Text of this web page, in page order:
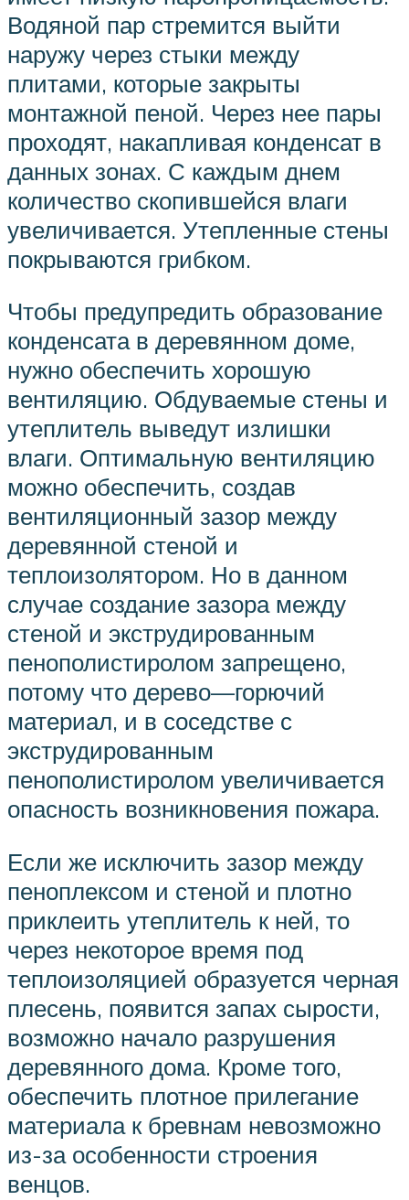
Водяной пар стремится выйти
наружу через стыки между
плитами, которые закрыты
монтажной пеной. Через нее пары
проходят, накапливая конденсат в
данных зонах. С каждым днем
количество скопившейся влаги
увеличивается. Утепленные стены
покрываются грибком.
Чтобы предупредить образование
конденсата в деревянном доме,
нужно обеспечить хорошую
вентиляцию. Обдуваемые стены и
утеплитель выведут излишки
влаги. Оптимальную вентиляцию
можно обеспечить, создав
вентиляционный зазор между
деревянной стеной и
теплоизолятором. Но в данном
случае создание зазора между
стеной и экструдированным
пенополистиролом запрещено,
потому что дерево—горючий
материал, и в соседстве с
экструдированным
пенополистиролом увеличивается
опасность возникновения пожара.
Если же исключить зазор между
пеноплексом и стеной и плотно
приклеить утеплитель к ней, то
через некоторое время под
теплоизоляцией образуется черная
плесень, появится запах сырости,
возможно начало разрушения
деревянного дома. Кроме того,
обеспечить плотное прилегание
материала к бревнам невозможно
из-за особенности строения
венцов.